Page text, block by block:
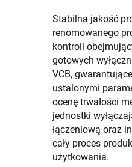
Stabilna jakość
renomowanego
kontroli
gotowych
VCB,
ustalonymi
ocenę trwałości
jednostki
łączeniową oraz
cały proces
użytkowania.